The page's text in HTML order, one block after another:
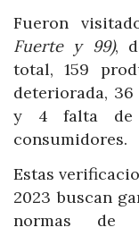
Fueron
Fuerte y 99),
total, 159
deteriorada,
y 4 falta de
consumidores.
Estas
2023 buscan
normas de